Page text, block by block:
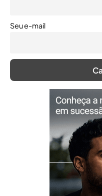
Seu e-mail